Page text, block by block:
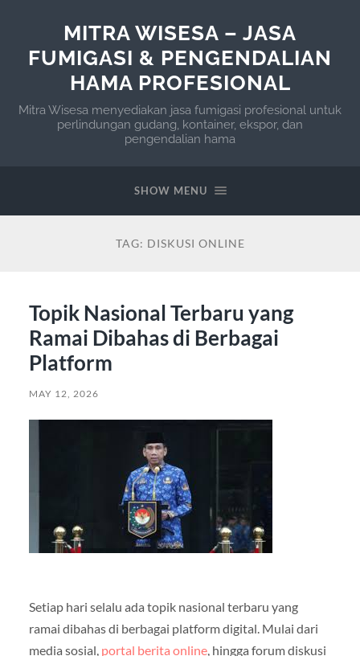
MITRA WISESA – JASA
FUMIGASI & PENGENDALIAN
HAMA PROFESIONAL
Mitra Wisesa menyediakan jasa fumigasi profesional untuk
perlindungan gudang, kontainer, ekspor, dan
pengendalian hama
SHOW MENU
TAG: DISKUSI ONLINE
Topik Nasional Terbaru yang
Ramai Dibahas di Berbagai
Platform
MAY 12, 2026
Setiap hari selalu ada topik nasional terbaru yang
ramai dibahas di berbagai platform digital. Mulai dari
media sosial, portal berita online, hingga forum diskusi